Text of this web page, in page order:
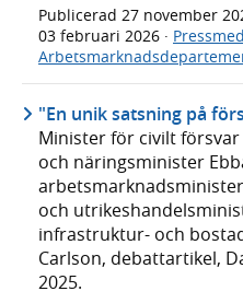
Publicerad 27 november
03 februari 2026 ·
"En unik satsning på
Minister för civilt
och näringsminister
och
infrastruktur- och
Carlson, debattartikel,
2025.